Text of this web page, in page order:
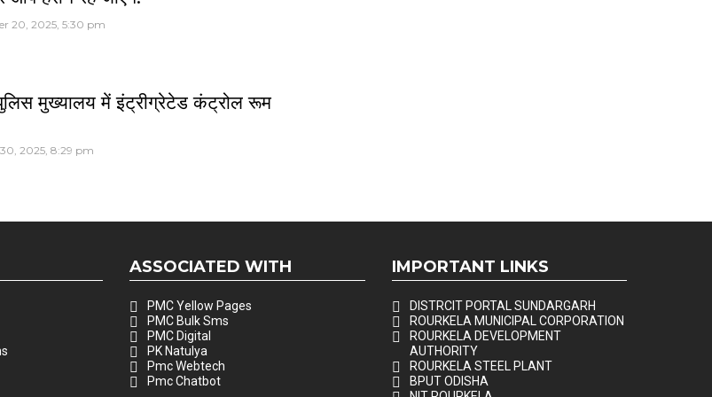
20, 2025, 5:30 pm
मुख्यालय में इंट्रीग्रेटेड कंट्रोल रूम
2025, 8:29 pm
ASSOCIATED WITH
PMC Yellow Pages
PMC Bulk Sms
PMC Digital
PK Natulya
Pmc Webtech
Pmc Chatbot
IMPORTANT LINKS
DISTRCIT PORTAL SUNDARGARH
ROURKELA MUNICIPAL CORPORATION
ROURKELA DEVELOPMENT
AUTHORITY
ROURKELA STEEL PLANT
BPUT ODISHA